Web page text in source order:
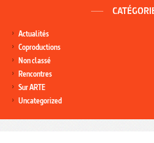
Actualités
Coproductions
Non classé
Rencontres
Sur ARTE
Uncategorized